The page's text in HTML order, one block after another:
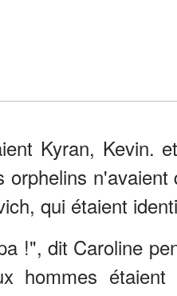
Kyran, Kevin.
qui étaient
!", dit Caroline
hommes